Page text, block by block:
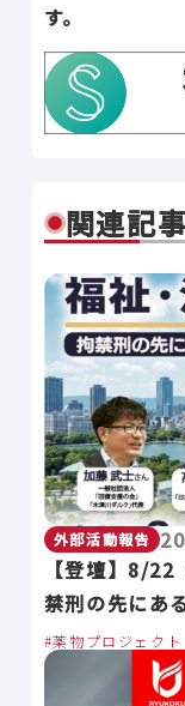
す。
関連記事
外部活動報告
【登壇】8/
禁刑の先にあ
薬物プロジェクト